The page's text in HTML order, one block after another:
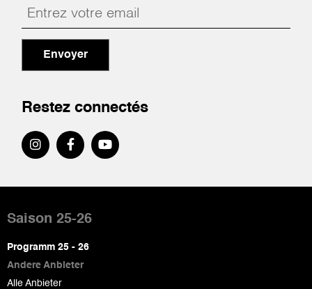
Envoyer
Restez connectés
de
page
Saison 25-26
Programm 25 - 26
Andere Anbieter
Alle Anbieter